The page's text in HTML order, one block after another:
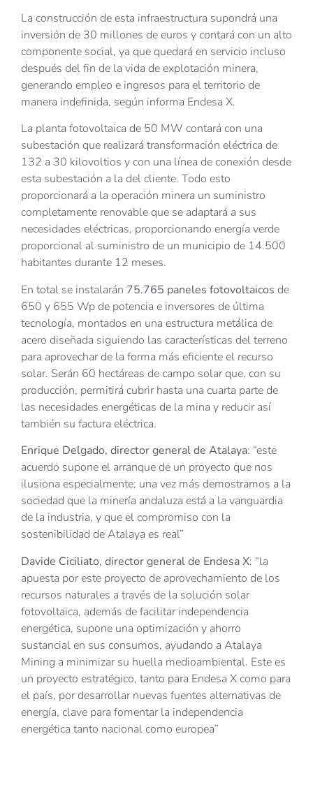
La construcción de esta infraestructura supondrá una
inversión de 30 millones de euros y contará con un alto
componente social, ya que quedará en servicio incluso
después del fin de la vida de explotación minera,
generando empleo e ingresos para el territorio de
manera indefinida, según informa Endesa X.
La planta fotovoltaica de 50 MW contará con una
subestación que realizará transformación eléctrica de
132 a 30 kilovoltios y con una línea de conexión desde
esta subestación a la del cliente. Todo esto
proporcionará a la operación minera un suministro
completamente renovable que se adaptará a sus
necesidades eléctricas, proporcionando energía verde
proporcional al suministro de un municipio de 14.500
habitantes durante 12 meses.
En total se instalarán 75.765 paneles fotovoltaicos de
650 y 655 Wp de potencia e inversores de última
tecnología, montados en una estructura metálica de
acero diseñada siguiendo las características del terreno
para aprovechar de la forma más eficiente el recurso
solar. Serán 60 hectáreas de campo solar que, con su
producción, permitirá cubrir hasta una cuarta parte de
las necesidades energéticas de la mina y reducir así
también su factura eléctrica.
Enrique Delgado, director general de Atalaya: “este
acuerdo supone el arranque de un proyecto que nos
ilusiona especialmente; una vez más demostramos a la
sociedad que la minería andaluza está a la vanguardia
de la industria, y que el compromiso con la
sostenibilidad de Atalaya es real”
Davide Ciciliato, director general de Endesa X: “la
apuesta por este proyecto de aprovechamiento de los
recursos naturales a través de la solución solar
fotovoltaica, además de facilitar independencia
energética, supone una optimización y ahorro
sustancial en sus consumos, ayudando a Atalaya
Mining a minimizar su huella medioambiental. Este es
un proyecto estratégico, tanto para Endesa X como para
el país, por desarrollar nuevas fuentes alternativas de
energía, clave para fomentar la independencia
energética tanto nacional como europea”